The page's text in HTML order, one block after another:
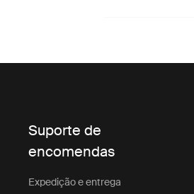
Suporte de
encomendas
Expedição e entrega